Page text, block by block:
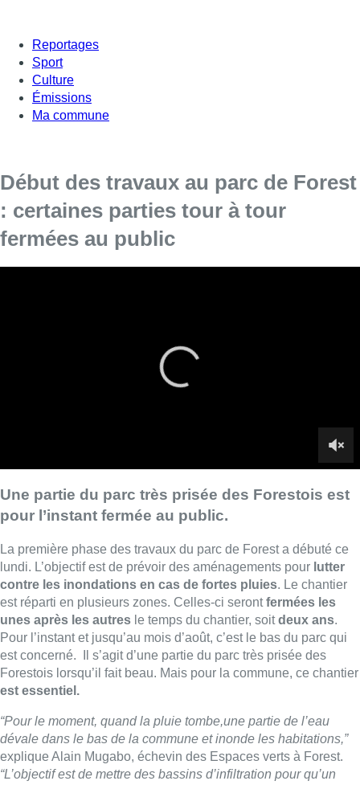
Reportages
Sport
Culture
Émissions
Ma commune
Début des travaux au parc de Forest
: certaines parties tour à tour
fermées au public
lundi. L’objectif est de prévoir des aménagements pour
contre les inondations en cas de fortes pluies
est réparti en plusieurs zones. Celles-ci seront
“Pour le moment, quand la pluie tombe,une partie de l’eau
dévale dans le bas de la commune et inonde les habitations,”
explique Alain Mugabo, échevin des Espaces verts à Forest.
“L’objectif est de mettre des bassins d’infiltration pour qu’un
maximum d’eau de pluie s’infiltre dans le parc”.
Puisque le parc est classé, les rénovations se feront à
identique pour un budget estimé à 5,5 millions d’euros.
■ Un reportage deCamille Tang Quynh, Yannick
Vangansbeek&Maxime Henrottin
Lire aussi :
À Bruxelles, le blocus s’invite dans
des lieux insolites : “C’est